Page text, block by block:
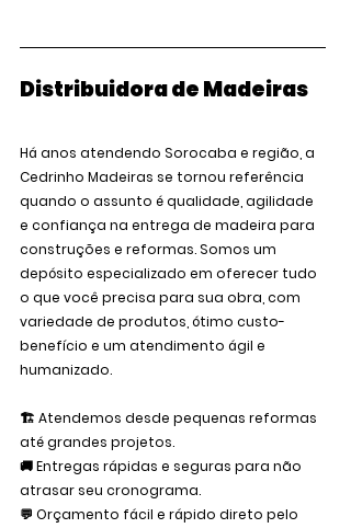
Distribuidora de Madeiras
Há anos atendendo Sorocaba e região, a
Cedrinho Madeiras se tornou referência
quando o assunto é qualidade, agilidade
e confiança na entrega de madeira para
construções e reformas. Somos um
depósito especializado em oferecer tudo
o que você precisa para sua obra , com
variedade de produtos, ótimo custo-
benefício e um atendimento ágil e
humanizado.
🏗️ Atendemos desde pequenas reformas
até grandes projetos.
🚚 Entregas rápidas e seguras para não
atrasar seu cronograma.
💬 Orçamento fácil e rápido direto pelo